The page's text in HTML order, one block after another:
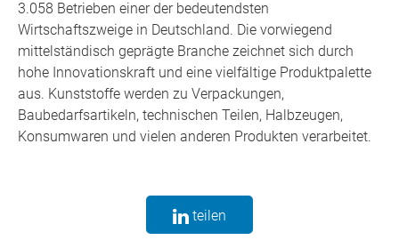
3.058 Betrieben einer der bedeutendsten
Wirtschaftszweige in Deutschland. Die vorwiegend
mittelständisch geprägte Branche zeichnet sich durch
hohe Innovationskraft und eine vielfältige Produktpalette
aus. Kunststoffe werden zu Verpackungen,
Baubedarfsartikeln, technischen Teilen, Halbzeugen,
Konsumwaren und vielen anderen Produkten verarbeitet.
teilen